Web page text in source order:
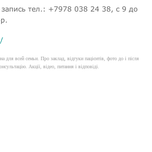
запись тел.: +7978 038 24 38, с 9 до
для всей семьи. Про заклад, відгуки пацієнтів, фото до і після
Акції, відео, питання і відповіді.